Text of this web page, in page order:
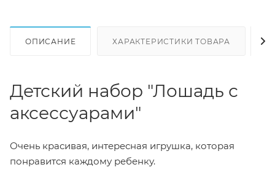
ОПИСАНИЕ ХАРАКТЕРИСТИКИ ТОВАРА
Детский набор "Лошадь с
аксессуарами"
Очень красивая, интересная игрушка, которая
понравится каждому ребенку.